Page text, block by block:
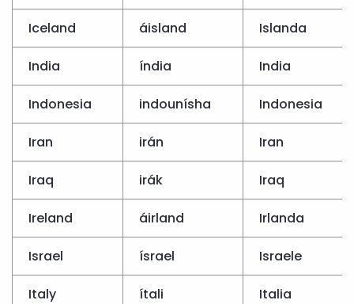
Iceland áisland Islanda
India índia India
Indonesia indounísha Indonesia
Iran irán Iran
Iraq irák Iraq
Ireland áirland Irlanda
Israel ísrael Israele
Italy ítali Italia